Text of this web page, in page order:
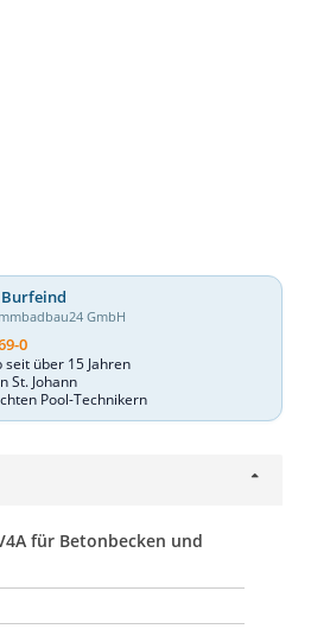
GmbH
0
über 15 Jahren
St. Johann
Pool-Technikern
für Betonbecken und